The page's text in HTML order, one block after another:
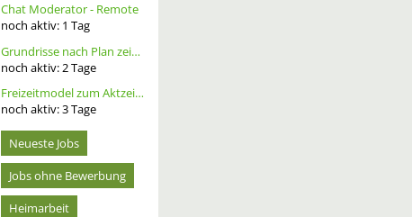
Chat Moderator - Remote
noch aktiv: 1 Tag
Grundrisse nach Plan zeichnen
noch aktiv: 2Tage
Freizeitmodel zum Aktzeichnen/- Fotografie gesucht, tfp
noch aktiv:3Tage
Neueste Jobs
Jobs ohne Bewerbung
Heimarbeit